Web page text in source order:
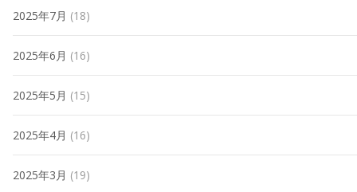
2025年7月 (18)
2025年6月 (16)
2025年5月 (15)
2025年4月 (16)
2025年3月 (19)